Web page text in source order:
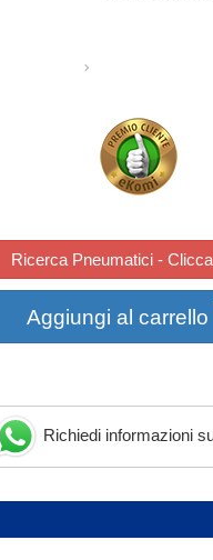
Ricerca Pneumatici -
Aggiungi al carrello
Richiedi informazioni